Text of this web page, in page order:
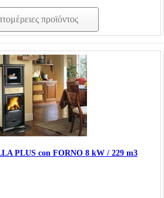
προϊόντος
PLUS con FORNO 8 kW / 229 m3